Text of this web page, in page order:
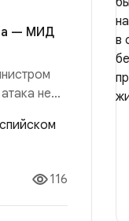
— МИД
не
от
116